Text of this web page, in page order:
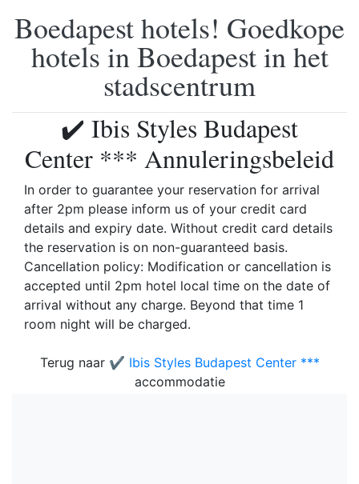
Boedapest hotels! Goedkope
hotels in Boedapest in het
stadscentrum
✔️ Ibis Styles Budapest
Center *** Annuleringsbeleid
In order to guarantee your reservation for arrival
after 2pm please inform us of your credit card
details and expiry date. Without credit card details
the reservation is on non-guaranteed basis.
Cancellation policy: Modification or cancellation is
accepted until 2pm hotel local time on the date of
arrival without any charge. Beyond that time 1
room night will be charged.
Terug naar ✔️ Ibis Styles Budapest Center ***
accommodatie